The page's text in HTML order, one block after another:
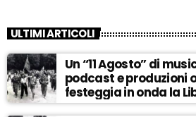
ULTIMI ARTICOLI
Un “11 Agosto” di
podcast e produzioni
festeggia in onda la